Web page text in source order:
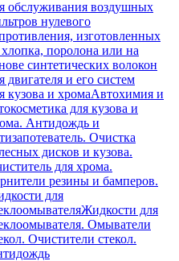
обслуживания воздушных
нулевого
изготовленных
хлопка, поролона или на
синтетических волокон
двигателя и его систем
кузова и хромаАвтохимия и
для кузова и
Антидождь и
Очистка
дисков и кузова.
для хрома.
резины и бамперов.
для
Жидкости для
Омыватели
Очистители стекол.